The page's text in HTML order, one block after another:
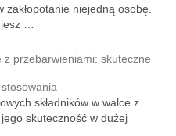
niejedną osobę.
…
z przebarwieniami: skuteczne
stosowania
składników w walce z
skuteczność w dużej